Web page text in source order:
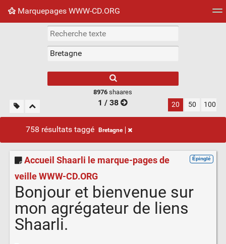
Marquepages WWW-CD.ORG
Nuage de tags Mur d'images
8976 shaares
1 / 38 20 50 100
758 résultats taggé Bretagne
Épinglé
Accueil Shaarli le marque-pages de
veille WWW-CD.ORG
Bonjour et bienvenue sur
mon agrégateur de liens
Shaarli.